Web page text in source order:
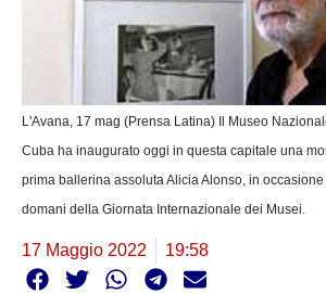
L'Avana, 17 mag (Prensa Latina) Il Museo
Cuba ha inaugurato oggi in questa capitale una
prima ballerina assoluta Alicia Alonso, in
domani della Giornata Internazionale dei Musei.
17 Maggio 2022 19:58